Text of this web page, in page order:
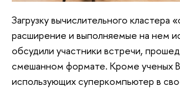
Загрузку вычислительного кластера
расширение и выполняемые на нем
обсудили участники встречи,
смешанном формате. Кроме ученых
использующих суперкомпьютер в